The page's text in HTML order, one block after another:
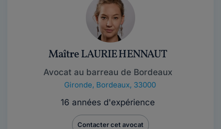
Maître LAURIE HENNAUT
Avocat au barreau de Bordeaux
Gironde, Bordeaux, 33000
16 années d'expérience
Contacter cet avocat